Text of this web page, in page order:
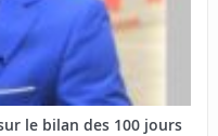
le bilan des 100 jours